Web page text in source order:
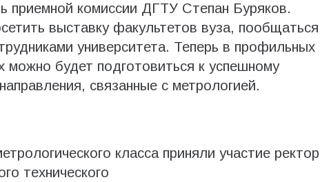
приемной комиссии ДГТУ Степан Буряков.
выставку факультетов вуза, пообщаться
университета. Теперь в профильных
можно будет подготовиться к успешному
связанные с метрологией.
класса приняли участие ректор
технического